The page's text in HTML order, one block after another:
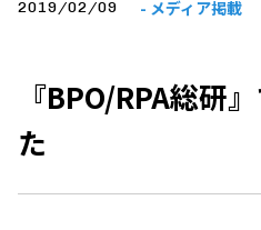
2019/02/09 - メディア掲載
『BPO/RPA総研
た